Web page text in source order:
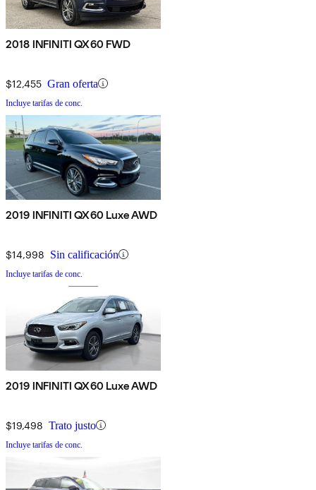
2018 INFINITI QX60 FWD
$12,455 Gran oferta
Incluye tarifas de conc.
2019 INFINITI QX60 Luxe AWD
$14,998 Sin calificación
Incluye tarifas de conc.
2019 INFINITI QX60 Luxe AWD
$19,498 Trato justo
Incluye tarifas de conc.